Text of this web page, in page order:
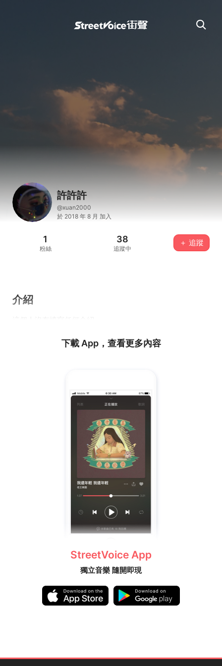
許許許
@xuan2000
於 2018 年 8 月 加入
1
粉絲
38
追蹤中
＋ 追蹤
介紹
下載 App，查看更多內容
StreetVoice App
獨立音樂 隨開即現